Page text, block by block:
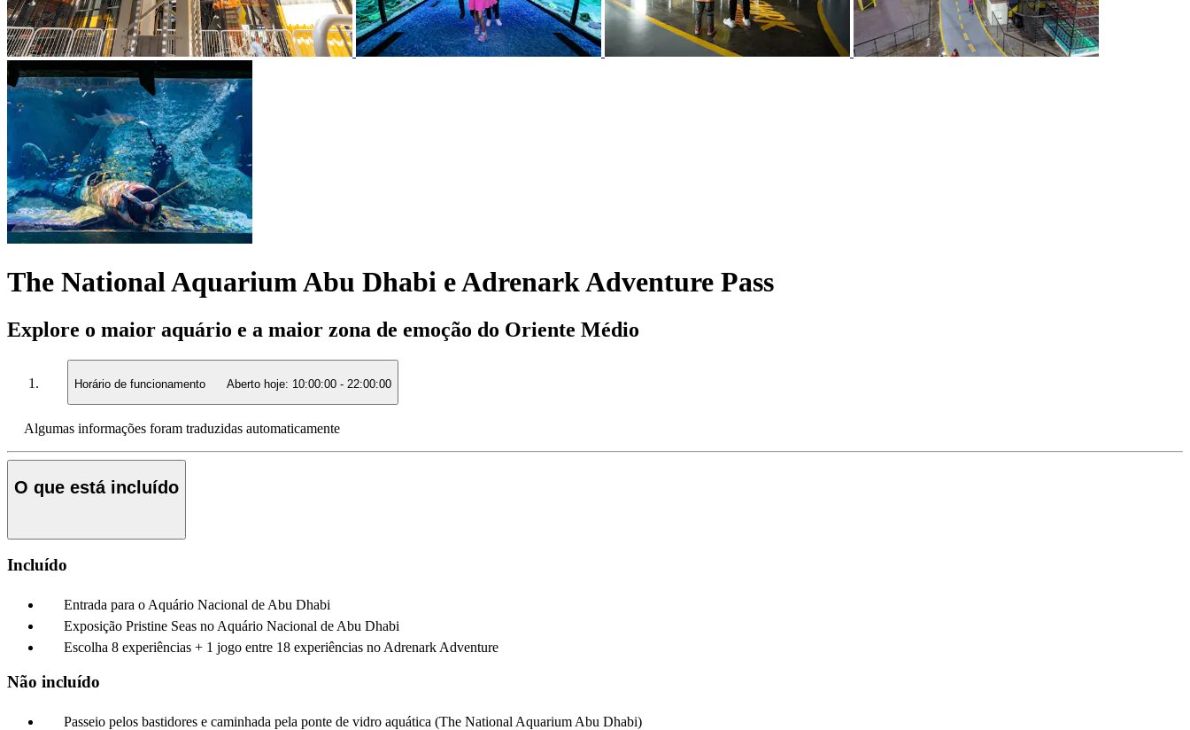
The National Aquarium Abu Dhabi e Adrenark Adventure Pass
Explore o maior aquário e a maior zona de emoção do Oriente Médio
Horário de funcionamento Aberto hoje: 10:00:00 - 22:00:00
Algumas informações foram traduzidas automaticamente
O que está incluído
Incluído
Entrada para o Aquário Nacional de Abu Dhabi
Exposição Pristine Seas no Aquário Nacional de Abu Dhabi
Escolha 8 experiências + 1 jogo entre 18 experiências no Adrenark Adventure
Não incluído
Passeio pelos bastidores e caminhada pela ponte de vidro aquática (The National Aquarium Abu Dhabi)